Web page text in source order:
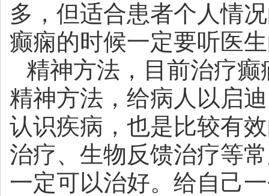
多，但适合患者个人情
癫痫的时候一定要听医
精神方法，目前治疗
精神方法，给病人以启
认识疾病，也是比较有
治疗、生物反馈治疗等
一定可以治好。给自己